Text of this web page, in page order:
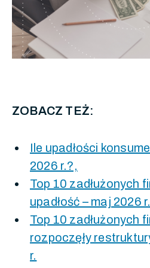
ZOBACZ TEŻ:
Ile upadłości
2026 r.?,
Top 10 zadłużonych
upadłość – maj 2026
Top 10 zadłużonych
rozpoczęły
r.